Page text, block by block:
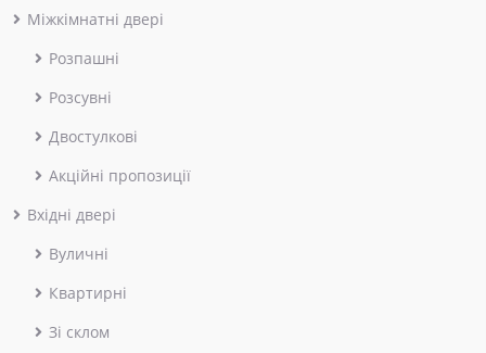
Міжкімнатні двері
Розпашні
Розсувні
Двостулкові
Акційні пропозиції
Вхідні двері
Вуличні
Квартирні
Зі склом